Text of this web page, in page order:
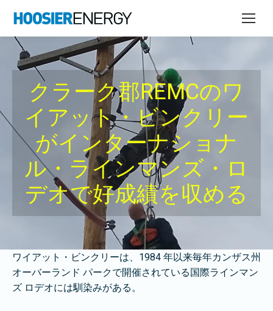
クラーク郡REMCのワ
イアット・ビンクリー
がインターナショナ
ル・ラインマンズ・ロ
デオで好成績を収める
ワイアット・ビンクリーは、1984 年以来毎年カンザス州
オーバーランド パークで開催されている国際ラインマン
ズ ロデオには馴染みがある。